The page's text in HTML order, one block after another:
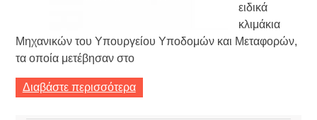
ειδικά
κλιμάκια
Μηχανικών του Υπουργείου Υποδομών και Μεταφορών,
τα οποία μετέβησαν στο
Διαβάστε περισσότερα